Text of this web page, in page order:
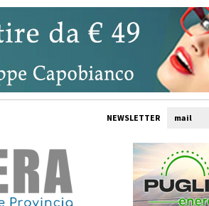
NEWSLETTER